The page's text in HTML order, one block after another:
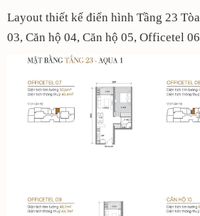
Layout thiết kế điển hình Tầng 23
03, Căn hộ 04, Căn hộ 05, Officetel